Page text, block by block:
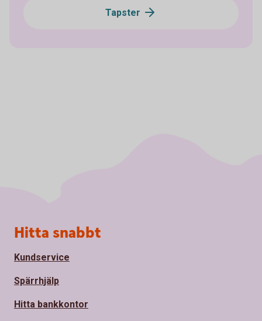
Tapster
Sidfot
Hitta snabbt
Kundservice
Spärrhjälp
Hitta bankkontor